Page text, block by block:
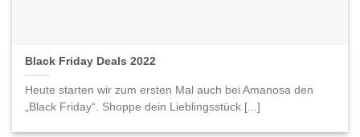
Black Friday Deals 2022
Heute starten wir zum ersten Mal auch bei Amanosa den
„Black Friday“. Shoppe dein Lieblingsstück [...]